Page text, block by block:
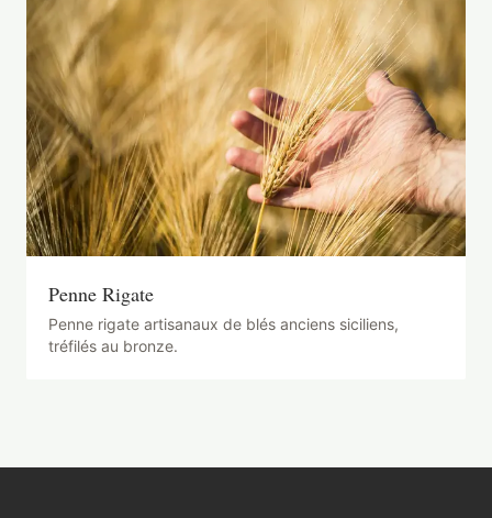
Penne Rigate
Penne rigate artisanaux de blés anciens siciliens,
tréfilés au bronze.